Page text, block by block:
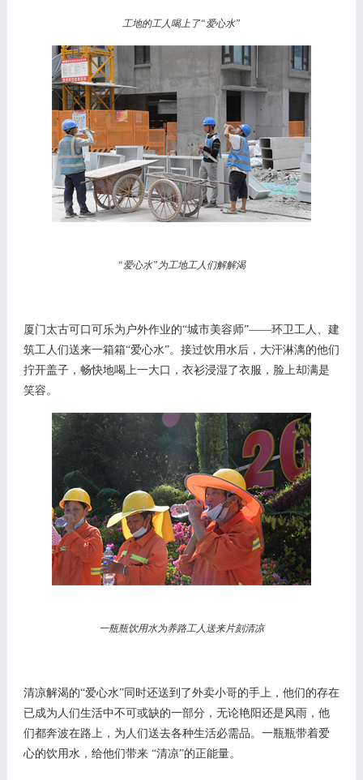
工地的工人喝上了“爱心水”
“爱心水”为工地工人们解解渴
厦门 太古可口可乐为户外作业的“城市美容师”——环卫工人、建
筑工人们送来一箱箱“爱心水”。接过饮用水后，大汗淋漓的他们
拧开盖子，畅快地喝上一大口，衣衫浸湿了衣服，脸上却满是
笑容。
一瓶瓶饮用水为养路工人送来片刻清凉
清凉解渴的“爱心水”同时还送到了外卖小哥的手上，他们的存在
已成为人们生活中不可或缺的一部分，无论艳阳还是风雨，他
们都奔波在路上，为人们送去各种生活必需品。一瓶瓶带着爱
心的饮用水，给他们带来 “清凉”的正能量。